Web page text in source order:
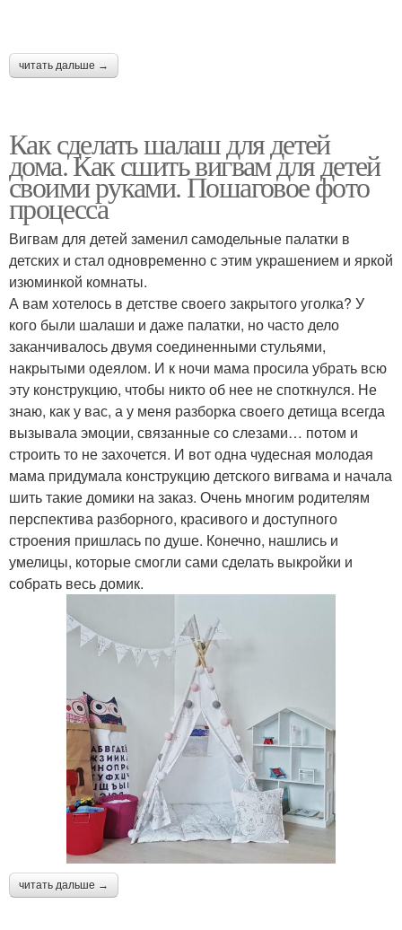
читать дальше →
Как сделать шалаш для детей
дома. Как сшить вигвам для детей
своими руками. Пошаговое фото
процесса
Вигвам для детей заменил самодельные палатки в
детских и стал одновременно с этим украшением и яркой
изюминкой комнаты.
А вам хотелось в детстве своего закрытого уголка? У
кого были шалаши и даже палатки, но часто дело
заканчивалось двумя соединенными стульями,
накрытыми одеялом. И к ночи мама просила убрать всю
эту конструкцию, чтобы никто об нее не споткнулся. Не
знаю, как у вас, а у меня разборка своего детища всегда
вызывала эмоции, связанные со слезами… потом и
строить то не захочется. И вот одна чудесная молодая
мама придумала конструкцию детского вигвама и начала
шить такие домики на заказ. Очень многим родителям
перспектива разборного, красивого и доступного
строения пришлась по душе. Конечно, нашлись и
умелицы, которые смогли сами сделать выкройки и
собрать весь домик.
читать дальше →